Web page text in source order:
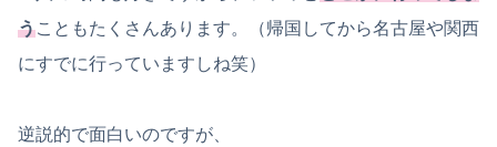
うこともたくさんあります。（帰国してから名古屋や関西
にすでに行っていますしね笑）
逆説的で面白いのですが、